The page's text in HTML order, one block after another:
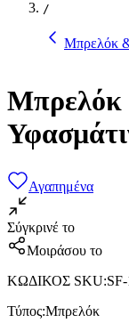
/
Μπρελόκ
Μπρελόκ
Αγαπημένα
Σύγκρινέ το
Μοιράσου το
ΚΩΔΙΚΟΣ SKU:
Τύπος:Μπρελόκ